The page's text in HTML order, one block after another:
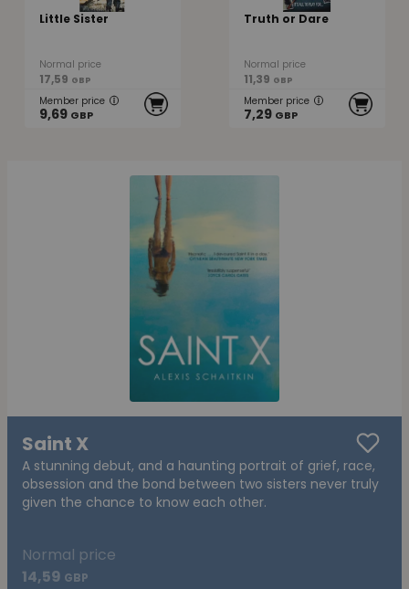
Little Sister
Normal price
17,59 GBP
Member price
9,69 GBP
Truth or Dare
Normal price
11,39 GBP
Member price
7,29 GBP
Saint X
A stunning debut, and a haunting portrait of grief, race,
obsession and the bond between two sisters never truly
given the chance to know each other.
Normal price
14,59 GBP